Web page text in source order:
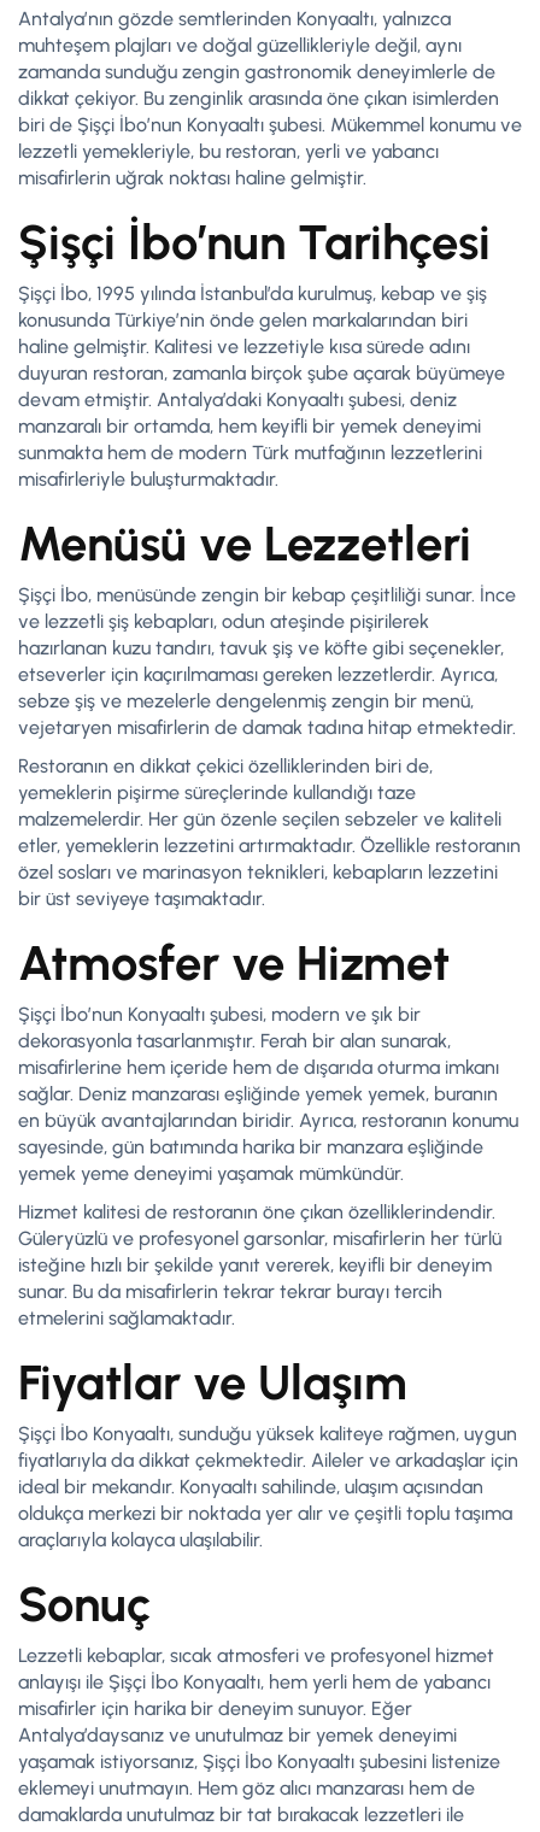
Antalya’nın gözde semtlerinden Konyaaltı, yalnızca
muhteşem plajları ve doğal güzellikleriyle değil, aynı
zamanda sunduğu zengin gastronomik deneyimlerle de
dikkat çekiyor. Bu zenginlik arasında öne çıkan isimlerden
biri de Şişçi İbo’nun Konyaaltı şubesi. Mükemmel konumu ve
lezzetli yemekleriyle, bu restoran, yerli ve yabancı
misafirlerin uğrak noktası haline gelmiştir.
Şişçi İbo’nun Tarihçesi
Şişçi İbo, 1995 yılında İstanbul’da kurulmuş, kebap ve şiş
konusunda Türkiye’nin önde gelen markalarından biri
haline gelmiştir. Kalitesi ve lezzetiyle kısa sürede adını
duyuran restoran, zamanla birçok şube açarak büyümeye
devam etmiştir. Antalya’daki Konyaaltı şubesi, deniz
manzaralı bir ortamda, hem keyifli bir yemek deneyimi
sunmakta hem de modern Türk mutfağının lezzetlerini
misafirleriyle buluşturmaktadır.
Menüsü ve Lezzetleri
Şişçi İbo, menüsünde zengin bir kebap çeşitliliği sunar. İnce
ve lezzetli şiş kebapları, odun ateşinde pişirilerek
hazırlanan kuzu tandırı, tavuk şiş ve köfte gibi seçenekler,
etseverler için kaçırılmaması gereken lezzetlerdir. Ayrıca,
sebze şiş ve mezelerle dengelenmiş zengin bir menü,
vejetaryen misafirlerin de damak tadına hitap etmektedir.
Restoranın en dikkat çekici özelliklerinden biri de,
yemeklerin pişirme süreçlerinde kullandığı taze
malzemelerdir. Her gün özenle seçilen sebzeler ve kaliteli
etler, yemeklerin lezzetini artırmaktadır. Özellikle restoranın
özel sosları ve marinasyon teknikleri, kebapların lezzetini
bir üst seviyeye taşımaktadır.
Atmosfer ve Hizmet
Şişçi İbo’nun Konyaaltı şubesi, modern ve şık bir
dekorasyonla tasarlanmıştır. Ferah bir alan sunarak,
misafirlerine hem içeride hem de dışarıda oturma imkanı
sağlar. Deniz manzarası eşliğinde yemek yemek, buranın
en büyük avantajlarından biridir. Ayrıca, restoranın konumu
sayesinde, gün batımında harika bir manzara eşliğinde
yemek yeme deneyimi yaşamak mümkündür.
Hizmet kalitesi de restoranın öne çıkan özelliklerindendir.
Güleryüzlü ve profesyonel garsonlar, misafirlerin her türlü
isteğine hızlı bir şekilde yanıt vererek, keyifli bir deneyim
sunar. Bu da misafirlerin tekrar tekrar burayı tercih
etmelerini sağlamaktadır.
Fiyatlar ve Ulaşım
Şişçi İbo Konyaaltı, sunduğu yüksek kaliteye rağmen, uygun
fiyatlarıyla da dikkat çekmektedir. Aileler ve arkadaşlar için
ideal bir mekandır. Konyaaltı sahilinde, ulaşım açısından
oldukça merkezi bir noktada yer alır ve çeşitli toplu taşıma
araçlarıyla kolayca ulaşılabilir.
Sonuç
Lezzetli kebaplar, sıcak atmosferi ve profesyonel hizmet
anlayışı ile Şişçi İbo Konyaaltı, hem yerli hem de yabancı
misafirler için harika bir deneyim sunuyor. Eğer
Antalya’daysanız ve unutulmaz bir yemek deneyimi
yaşamak istiyorsanız, Şişçi İbo Konyaaltı şubesini listenize
eklemeyi unutmayın. Hem göz alıcı manzarası hem de
damaklarda unutulmaz bir tat bırakacak lezzetleri ile